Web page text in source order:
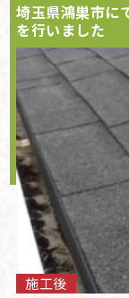
埼玉県鴻巣市に
を行いました
施工後